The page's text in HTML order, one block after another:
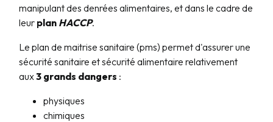
manipulant des denrées alimentaires, et dans le cadre de
leur plan HACCP.
Le plan de maitrise sanitaire (pms) permet d'assurer une
sécurité sanitaire et sécurité alimentaire relativement
aux3 grands dangers :
physiques
chimiques